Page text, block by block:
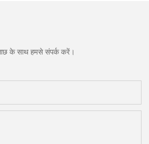
के साथ हमसे संपर्क करें।